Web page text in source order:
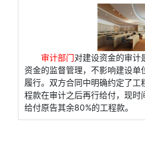
审计部门对建设资金的审计
资金的监督管理，不影响建设单
履行。双方合同中明确约定了工
程款在审计之后再行给付，现时
给付原告其余80%的工程款。